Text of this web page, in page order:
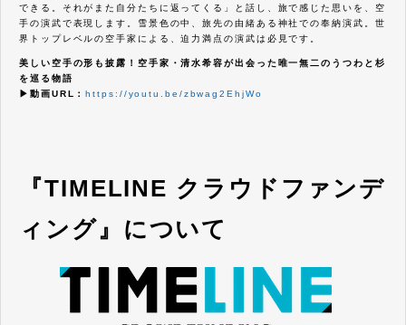
できる。それがまた自分たちに返ってくる」と話し、旅で感じた思いを、空
手の演武で表現します。雪景色の中、旅先の由緒ある神社での奉納演武。世
界トップレベルの空手家による、迫力満点の演武は必見です。
美しい空手の形も披露！空手家・清水希容が出会った唯一無二のうつわと杉
を巡る物語
▶動画URL：https://youtu.be/zbwag2EhjWo
『TIMELINE クラウドファンデ
ィング』について